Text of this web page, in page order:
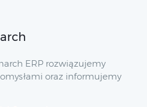
ERP rozwiązujemy
oraz informujemy